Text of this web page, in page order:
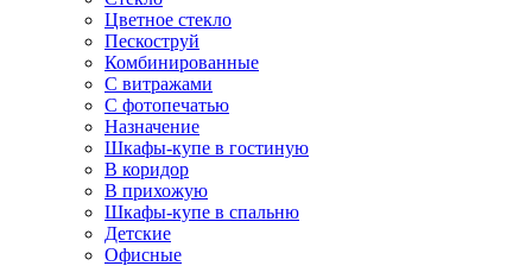
Цветное стекло
Пескоструй
Комбинированные
С витражами
С фотопечатью
Назначение
Шкафы-купе в гостиную
В коридор
В прихожую
Шкафы-купе в спальню
Детские
Офисные